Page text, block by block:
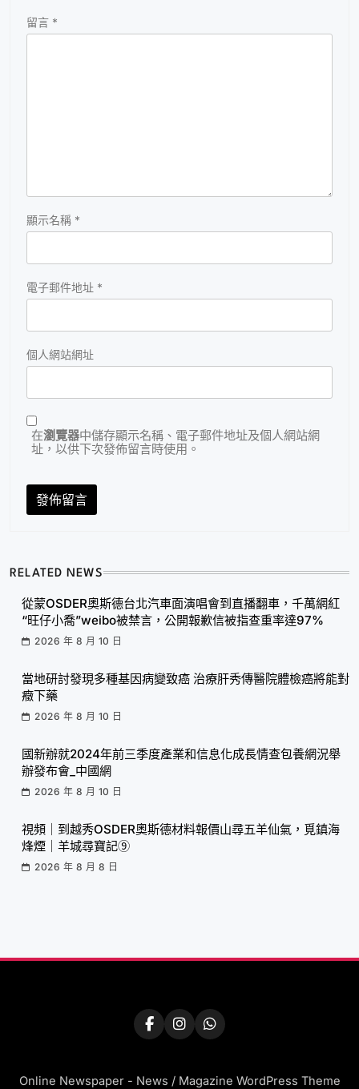
留言 *
顯示名稱 *
電子郵件地址 *
個人網站網址
在瀏覽器中儲存顯示名稱、電子郵件地址及個人網站網
址，以供下次發佈留言時使用。
RELATED NEWS
從蒙OSDER奧斯德台北汽車面演唱會到直播翻車，千萬網紅
“旺仔小喬”weibo被禁言，公開報歉信被指查重率達97%
2026 年 8 月 10 日
當地研討發現多種基因病變致癌 治療肝秀傳醫院體檢癌將能對
癥下藥
2026 年 8 月 10 日
國新辦就2024年前三季度產業和信息化成長情查包養網況舉
辦發布會_中國網
2026 年 8 月 10 日
視頻｜到越秀OSDER奧斯德材料報價山尋五羊仙氣，覓鎮海
烽煙｜羊城尋寶記⑨
2026 年 8 月 8 日
Online Newspaper - News / Magazine WordPress Theme